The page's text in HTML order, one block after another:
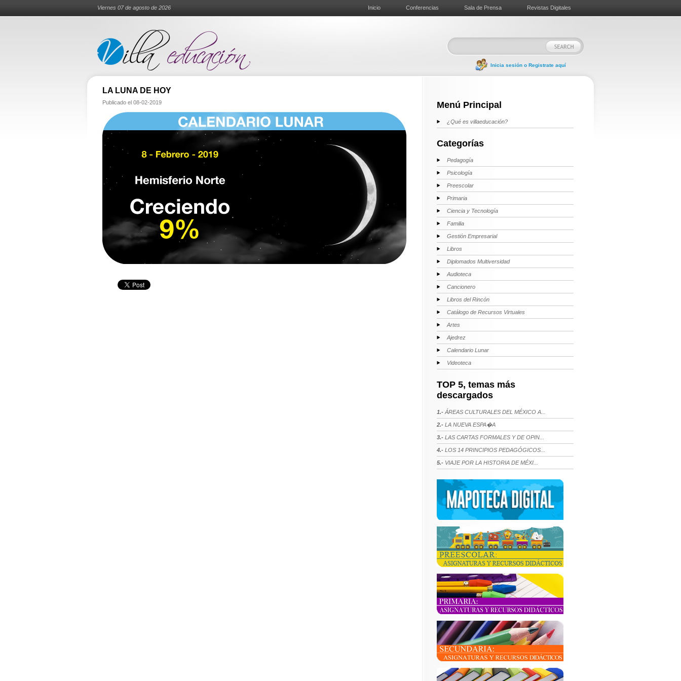
Viernes 07 de agosto de 2026 Inicio Conferencias Sala de Prensa Revistas Digitales
Inicia sesión o Registrate aquí
LA LUNA DE HOY
Publicado el 08-02-2019 Menú Principal
¿Qué es villaeducación?
Categorías
Pedagogía
Psicología
Preescolar
Primaria
Ciencia y Tecnología
Familia
Gestión Empresarial
Libros
Diplomados Multiversidad
Audioteca
Cancionero
Libros del Rincón
Catálogo de Recursos Virtuales
Artes
Ajedrez
Calendario Lunar
Videoteca
TOP 5, temas más
descargados
1.- ÁREAS CULTURALES DEL MÉXICO A...
2.- LA NUEVA ESPA�A
3.- LAS CARTAS FORMALES Y DE OPIN...
4.- LOS 14 PRINCIPIOS PEDAGÓGICOS...
5.- VIAJE POR LA HISTORIA DE MÉXI...